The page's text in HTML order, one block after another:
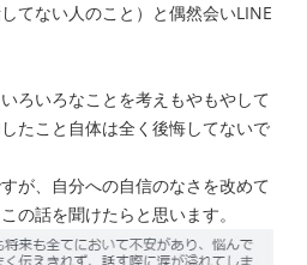
てない人のこと）と偶然会いLINE
ろいろなことを考えもやもやして
たこと自体は全く後悔してないで
が、自分への自信のなさを改めて
の話を聞けたらと思います。